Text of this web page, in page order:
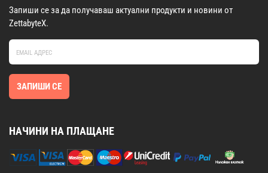
Запиши се за да получаваш актуални продукти и новини от
ZettabyteX.
ЗАПИШИ СЕ
НАЧИНИ НА ПЛАЩАНЕ